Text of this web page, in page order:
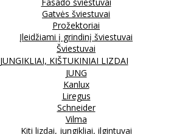
Gatvės šviestuvai
Prožektoriai
Įleidžiami į grindinį šviestuvai
Šviestuvai
JUNGIKLIAI, KIŠTUKINIAI LIZDAI
JUNG
Kanlux
Liregus
Schneider
Vilma
Kiti lizdai, jungikliai, ilgintuvai